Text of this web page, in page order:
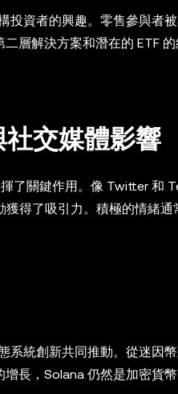
投資者的興趣。零售參與者
層解決方案和潛在的 ETF
交媒體影響
了關鍵作用。像 Twitter 和
得了吸引力。積極的情緒
系統創新共同推動。從迷因
長，Solana 仍然是加密貨